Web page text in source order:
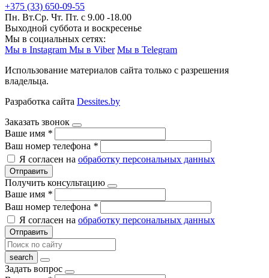
+375 (33) 650-09-55
Пн. Вт.Ср. Чт. Пт. с 9.00 -18.00
Выходной суббота и воскресенье
Мы в социальных сетях:
Мы в Instagram Мы в Viber Мы в Telegram
Использование материалов сайта только с разрешения
владельца.
Разработка сайта Dessites.by
Заказать звонок
Ваше имя *
Ваш номер телефона *
Я согласен на обработку персональных данных
Отправить
Получить консультацию
Ваше имя *
Ваш номер телефона *
Я согласен на обработку персональных данных
Отправить
Задать вопрос